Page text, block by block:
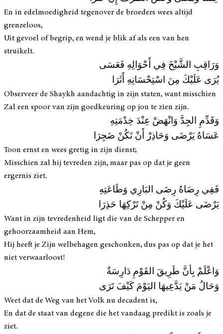
En in edelmoedigheid tegenover de broeders wees altijd
grenzeloos,
Uit gevoel of begrip, en wend je blik af als een van hen
struikelt.
وَرَاقِبِ الشَّيْخَ فِي أَحْوَالِهِ فَعَسَى
يُرَى عَلَيْكَ مِنَ اسْتِحْسَانِهِ أَثَرَا
Observeer de Shaykh aandachtig in zijn staten, want misschien
Zal een spoor van zijn goedkeuring op jou te zien zijn.
وَقَدِّمِ الجِدَّ وَانْهَضْ عِنْدَ خِدْمَتِهِ
عَسَاهُ يَرْضَى وَحَاذِرْ أَنْ تَكُنْ ضَجِرَا
Toon ernst en wees gretig in zijn dienst;
Misschien zal hij tevreden zijn, maar pas op dat je geen
ergernis ziet.
فَفِي رِضَاهُ رِضَى البَارِي وَطَاعَتِهِ
يَرْضَى عَلَيْكَ وَكُنْ مِنْ تَرْكِهَا حَذِرَا
Want in zijn tevredenheid ligt die van de Schepper en
gehoorzaamheid aan Hem,
Hij heeft je Zijn welbehagen geschonken, dus pas op dat je het
niet verwaarloost!
وَاعْلَمْ بِأنَّ طَرِيقَ القَوْمِ دَارِسَةٌ
وَحَالُ مَنْ يَدَّعِيهَا اليَوْمَ كَيْفَ تَرَى
Weet dat de Weg van het Volk nu decadent is,
En dat de staat van degene die het vandaag predikt is zoals je
ziet.